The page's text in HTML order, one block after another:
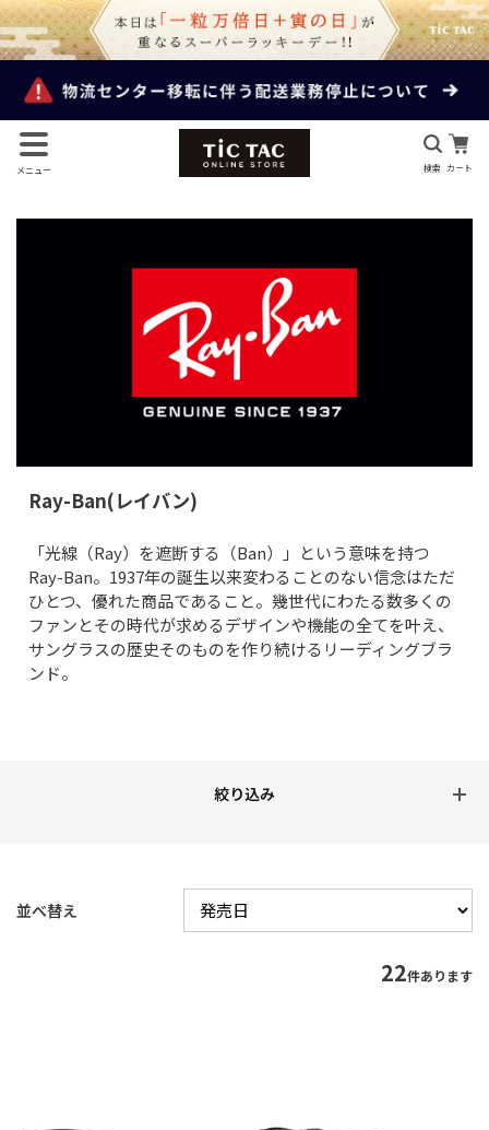
メニュー 検索 カート
Ray-Ban(レイバン)
「光線（Ray）を遮断する（Ban）」という意味を持つ
Ray-Ban。1937年の誕生以来変わることのない信念はただ
ひとつ、優れた商品であること。幾世代にわたる数多くの
ファンとその時代が求めるデザインや機能の全てを叶え、
サングラスの歴史そのものを作り続けるリーディングブラ
ンド。
並べ替え
22件あります